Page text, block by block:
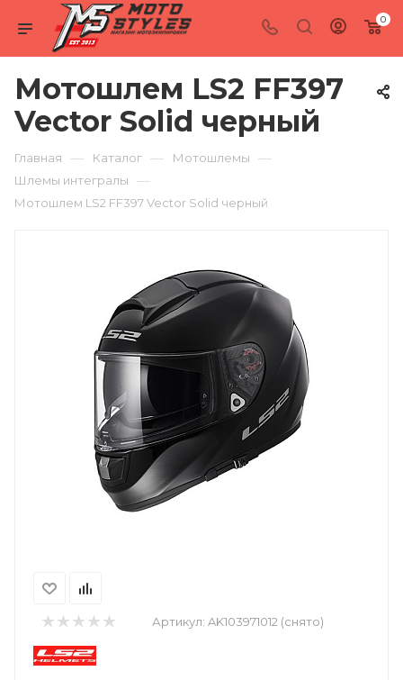
0
Мотошлем LS2 FF397
Vector Solid черный
Главная — Каталог — Мотошлемы —
Шлемы интегралы —
Мотошлем LS2 FF397 Vector Solid черный
Артикул: AK103971012 (снято)